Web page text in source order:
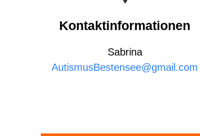
Kontaktinformationen
Sabrina
AutismusBestensee@gmail.com